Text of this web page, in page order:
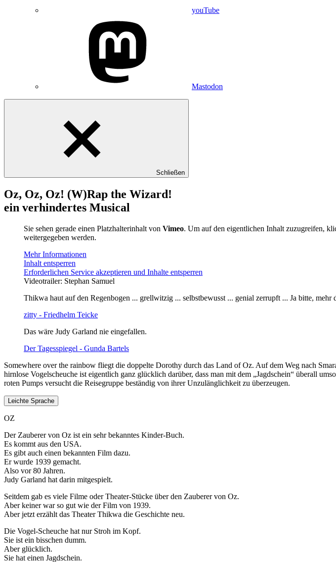
youTube
Mastodon
Schließen
Oz, Oz, Oz! (W)Rap the Wizard!
ein verhindertes Musical
Sie sehen gerade einen Platzhalterinhalt von Vimeo. Um auf den eigentlichen Inhalt zuzugreifen,
weitergegeben werden.
Mehr Informationen
Inhalt entsperren
Erforderlichen Service akzeptieren und Inhalte entsperren
Videotrailer: Stephan Samuel
Thikwa haut auf den Regenbogen ... grellwitzig ... selbstbewusst ... genial zerrupft ... Ja bitte, mehr
zitty - Friedhelm Teicke
Das wäre Judy Garland nie eingefallen.
Der Tagesspiegel - Gunda Bartels
Somewhere over the rainbow fliegt die doppelte Dorothy durch das Land of Oz. Auf dem Weg nach
hirnlose Vogelscheuche ist eigentlich ganz glücklich darüber, dass man mit dem „Jagdschein“ überall
roten Pumps versucht die Reisegruppe beständig von ihrer Unzulänglichkeit zu überzeugen.
Leichte Sprache
OZ
Der Zauberer von Oz ist ein sehr bekanntes Kinder-Buch.
Es kommt aus den USA.
Es gibt auch einen bekannten Film dazu.
Er wurde 1939 gemacht.
Also vor 80 Jahren.
Judy Garland hat darin mitgespielt.
Seitdem gab es viele Filme oder Theater-Stücke über den Zauberer von Oz.
Aber keiner war so gut wie der Film von 1939.
Aber jetzt erzählt das Theater Thikwa die Geschichte neu.
Die Vogel-Scheuche hat nur Stroh im Kopf.
Sie ist ein bisschen dumm.
Aber glücklich.
Sie hat einen Jagdschein.